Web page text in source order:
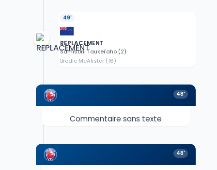
49'
REPLACEMENT
Samisoni Taukei'aho (2)
Brodie McAlister (16)
48'
Commentaire sans texte
48'